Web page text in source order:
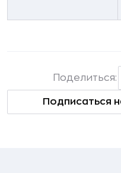
Подписаться
Поделиться: